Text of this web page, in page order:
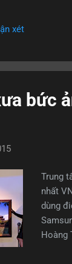
với
nhủ
trường
xét
bức
Trung
nhất
dùng
Hoàng